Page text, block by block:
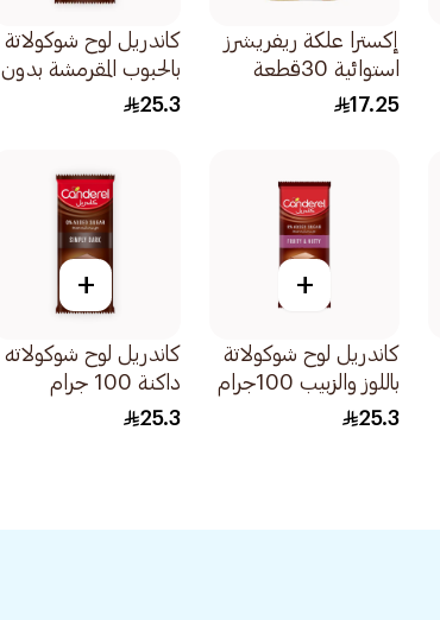
إكسترا علكة ريفريشرز
استوائية 30قطعة
17.25
كاندريل لوح شوكولاتة
بالحبوب المقرمشة بدون
سكر مضاف 100جرام
25.3
+
كاندريل لوح شوكولاتة
باللوز والزبيب 100جرام
25.3
+
كاندريل لوح شوكولاته
داكنة 100 جرام
25.3